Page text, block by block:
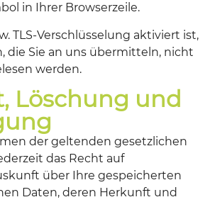
in Ihrer Browserzeile.
TLS-Verschlüsselung aktiviert ist,
die Sie an uns übermitteln, nicht
werden.
Löschung und
der geltenden gesetzlichen
das Recht auf
über Ihre gespeicherten
Daten, deren Herkunft und